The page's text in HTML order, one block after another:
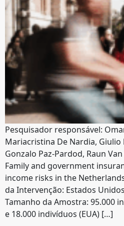
Pesquisador responsável:
Mariacristina De Nardia, Giulio
Gonzalo Paz-Pardod, Raun
Family and government
income risks in the
da Intervenção: Estados
Tamanho da Amostra: 95.000
e 18.000 indivíduos (EUA) […]